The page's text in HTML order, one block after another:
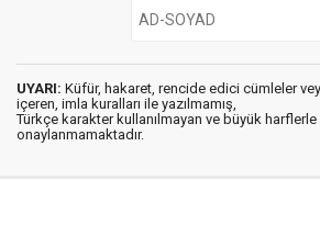
UYARI: Küfür, hakaret, rencide edici cümleler
içeren, imla kuralları ile yazılmamış,
Türkçe karakter kullanılmayan ve büyük harflerle
onaylanmamaktadır.